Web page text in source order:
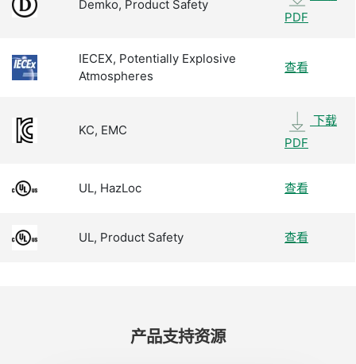
Demko, Product Safety
PDF
IECEX, Potentially Explosive
Atmospheres
查看
KC, EMC
下载
PDF
UL, HazLoc 查看
UL, Product Safety 查看
产品​支持​资源